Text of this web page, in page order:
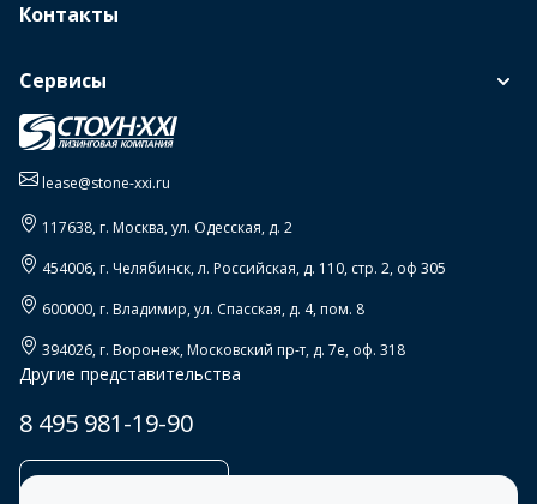
Контакты
Сервисы
lease@stone-xxi.ru
117638, г. Москва,ул. Одесская, д. 2
454006, г. Челябинск,л. Российская, д. 110, стр. 2, оф 305
600000, г. Владимир,ул. Спасская, д. 4, пом. 8
394026, г. Воронеж,Московский пр-т, д. 7е, оф. 318
Другие представительства
8 495 981-19-90